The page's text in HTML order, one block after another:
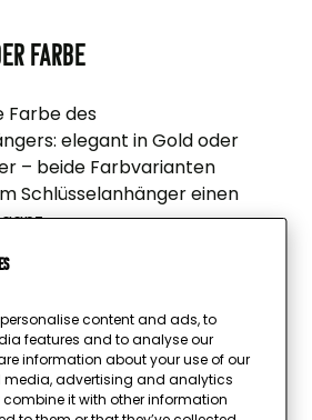
content and ads, to
features and to analyse our
information about your use of our
media, advertising and analytics
it with other information
Farbe
Farbe des
elegant in Gold oder
– beide Farbvarianten
Schlüsselanhänger einen
Schlüsselanhänger mit
Sie die Vorderseite Ihres
mit einem eigenen